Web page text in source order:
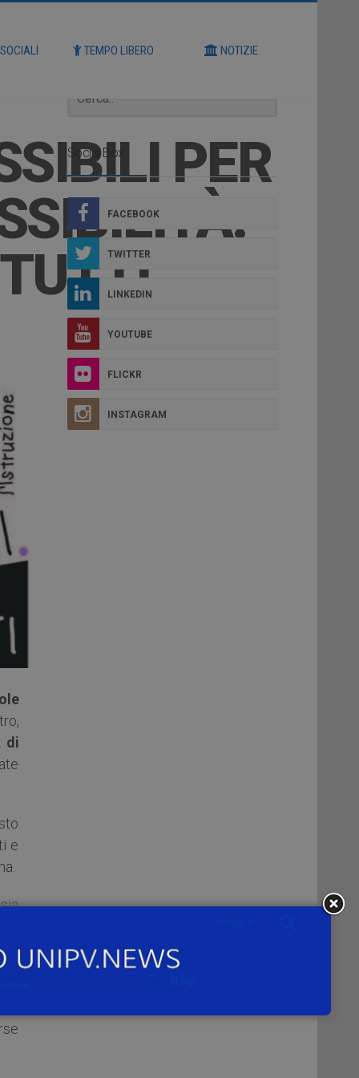
TEMPO LIBERO NOTIZIE
PER
di
e
Social Box
FACEBOOK
TWITTER
LINKEDIN
YOUTUBE
FLICKR
INSTAGRAM